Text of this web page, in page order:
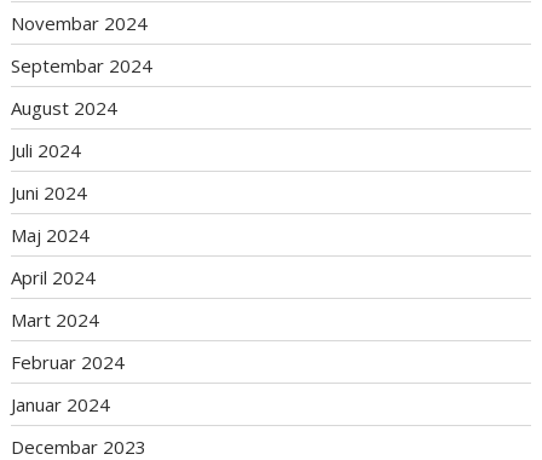
Novembar 2024
Septembar 2024
August 2024
Juli 2024
Juni 2024
Maj 2024
April 2024
Mart 2024
Februar 2024
Januar 2024
Decembar 2023